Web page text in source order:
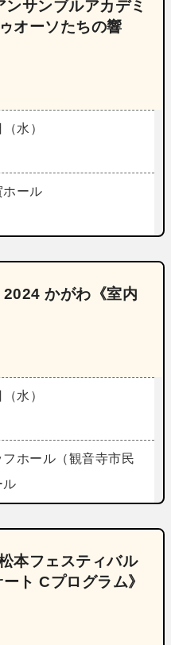
サンブルアカデミ
オーソたちの響
水）
ホール
かがわ《室内
水）
ホール（観音寺市民
ル
本フェスティバル
ト Cプログラム》